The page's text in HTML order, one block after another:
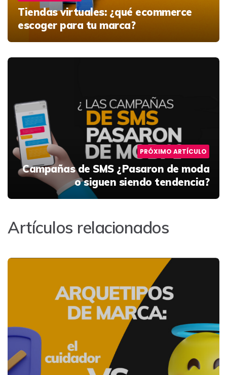
Tiendas virtuales: ¿qué ecommerce
escoger para tu marca?
PRÓXIMO ARTÍCULO
Campañas de SMS ¿Pasaron de moda
o siguen siendo tendencia?
Artículos relacionados